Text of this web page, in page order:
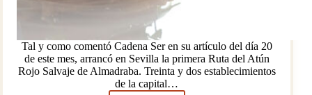
Tal y como comentó Cadena Ser en su artículo del día 20
de este mes, arrancó en Sevilla la primera Ruta del Atún
Rojo Salvaje de Almadraba. Treinta y dos establecimientos
de la capital…